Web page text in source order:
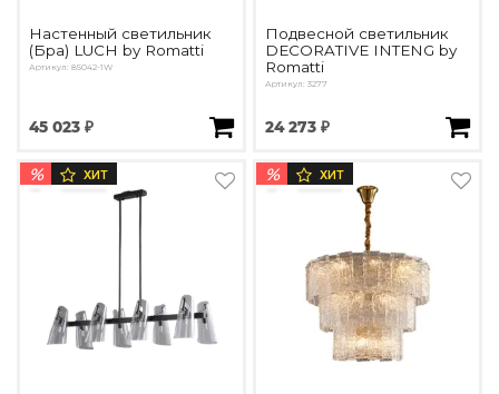
Настенный светильник
(Бра) LUCH by Romatti
Артикул: 85042-1W
45 023 ₽
Подвесной светильник
DECORATIVE INTENG by
Romatti
Артикул: 3277
24 273 ₽
% ХИТ % ХИТ